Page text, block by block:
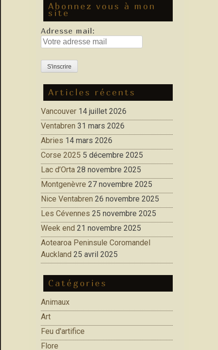
Abonnez vous à mon
site
Adresse mail:
Articles récents
Vancouver 14 juillet 2026
Ventabren 31 mars 2026
Abries 14 mars 2026
Corse 2025 5 décembre 2025
Lac d’Orta 28 novembre 2025
Montgenèvre 27 novembre 2025
Nice Ventabren 26 novembre 2025
Les Cévennes 25 novembre 2025
Week end 21 novembre 2025
Aotearoa Peninsule Coromandel
Auckland 25 avril 2025
Catégories
Animaux
Art
Feu d'artifice
Flore